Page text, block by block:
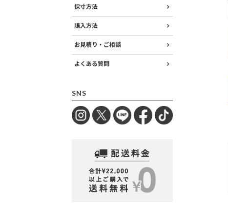
採寸方法
購入方法
お見積り・ご相談
よくある質問
SNS